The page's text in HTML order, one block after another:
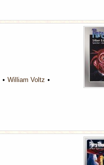
William Voltz